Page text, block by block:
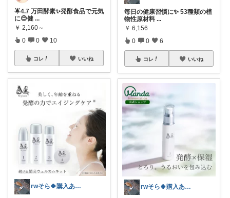
🌟4.7 万田酵素✨️発酵食品で元気
に😊健 ...
￥ 2,160～
0 0 10
コレ いいね
rwそら🍀購入ありがとうございます🍀
毎日の健康習慣に✨ 53種類の植
物性原材料 ...
￥ 6,156
0 0 6
コレ いいね
rwそら🍀購入ありがとうございます🍀